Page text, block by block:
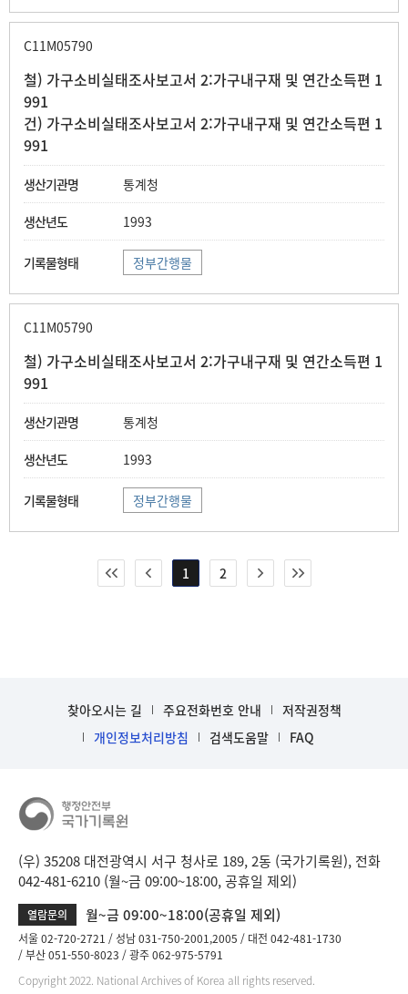
C11M05790
철) 가구소비실태조사보고서 2:가구내구재 및 연간소득편 1
991
건) 가구소비실태조사보고서 2:가구내구재 및 연간소득편 1
991
통계청
1993
정부간행물
C11M05790
철) 가구소비실태조사보고서 2:가구내구재 및 연간소득편 1
991
통계청
1993
정부간행물
1 2
찾아오시는 길 주요전화번호 안내
저작권정책
개인정보처리방침
검색도움말 FAQ
(우) 35208 대전광역시 서구 청사로 189, 2동 (국가기록원), 전화
042-481-6210 (월~금 09:00~18:00, 공휴일 제외)
열람문의 월~금 09:00~18:00(공휴일 제외)
서울 02-720-2721 성남 031-750-2001,2005
대전 042-481-1730
부산 051-550-8023
광주 062-975-5791
Copyright 2022. National Archives of Korea all rights reserved.